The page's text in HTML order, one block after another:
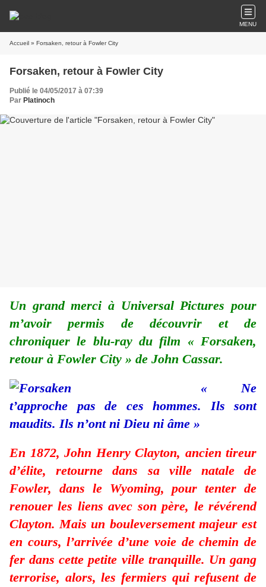
MENU
Accueil » Forsaken, retour à Fowler City
Forsaken, retour à Fowler City
Publié le 04/05/2017 à 07:39
Par Platinoch
Un grand merci à Universal Pictures pour
m’avoir permis de découvrir et de
chroniquer le blu-ray du film « Forsaken,
retour à Fowler City » de John Cassar.
« Ne
t’approche pas de ces hommes. Ils sont
maudits. Ils n’ont ni Dieu ni âme »
En 1872, John Henry Clayton, ancien tireur
d’élite, retourne dans sa ville natale de
Fowler, dans le Wyoming, pour tenter de
renouer les liens avec son père, le révérend
Clayton. Mais un bouleversement majeur est
en cours, l’arrivée d’une voie de chemin de
fer dans cette petite ville tranquille. Un gang
terrorise, alors, les fermiers qui refusent de